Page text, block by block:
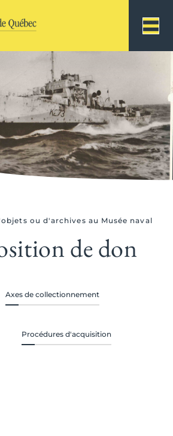
ou d'archives au Musée naval
de don
Axes de collectionnement
Procédures d'acquisition